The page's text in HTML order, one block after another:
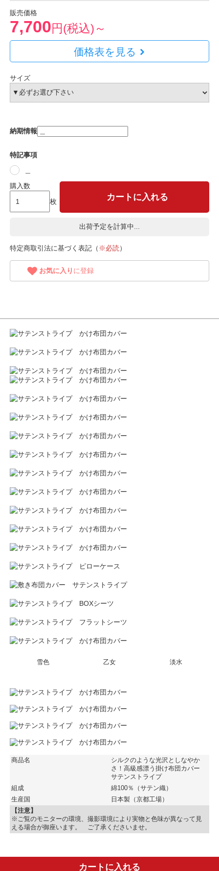
販売価格
7,700円(税込)～
価格表を見る
サイズ
納期情報
特記事項
購入数
枚
カートに入れる
出荷予定を計算中...
特定商取引法に基づく表記（ ※必読）
お気に入り に登録
雪色 乙女 淡水
商品名
シルクのような光沢としなやか
さ！高級感漂う掛け布団カバー
サテンストライプ
組成
綿100％（サテン織）
生産国
日本製（京都工場）
【注意】
※ご覧のモニターの環境、撮影環境により実物と色味が異なって見
える場合が御座います。 ご了承くださいませ。
カートに入れる